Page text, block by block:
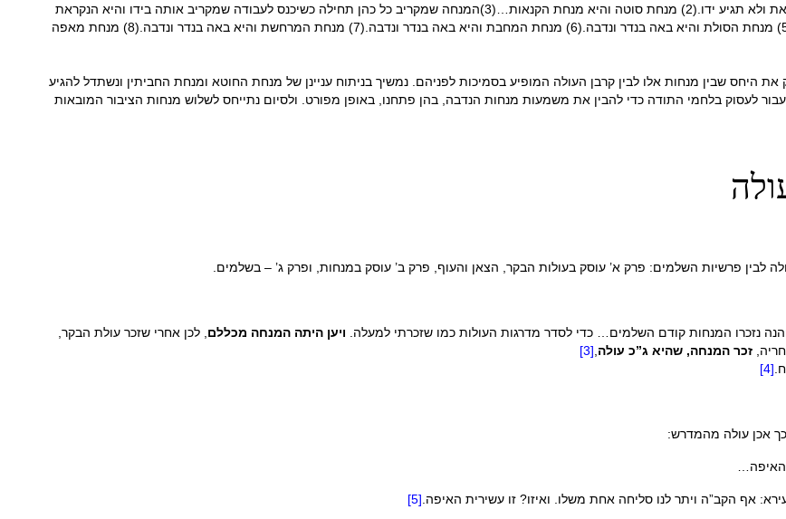
היחיד …ואלו הן (1) מנחת חוטא והוא המנחה שמקריב העני כשיתחייב חטאת ולא תגיע ידו.(2) מנחת סוטה והיא מנחת הקנאות…(3)המנחה שמקריב כל כהן תחילה כשיכנס לעבודה שמקריב אותה בידו והיא הנקראת
מנחת חינוך. (4)המנחה שמקריב כהן גדול בכל יום והיא הנקראת חביתין .(5) מנחת הסולת והיא באה בנדר ונדבה.(6) מנחת המחבת והיא באה בנדר ונדבה.(7) מנחת המרחשת והיא באה בנדר ונדבה.(8) מנחת מאפה
היחס שבין מנחות אלו לבין קרבן העולה המופיע בסמיכות לפניהם. נמשיך בניתוח עניינן של מנחת החוטא ומנחת החביתין ונשתדל להגיע
לעסוק בלחמי התודה כדי להבין את משמעות מנחות הנדבה, בהן פתחנו, באופן מפורט. ולסיום נתייחס לשלוש מנחות הציבור המובאות
לבין פרשיות השלמים: פרק א’ עוסק בעולות הבקר, הצאן והעוף, פרק ב’ עוסק במנחות, ופרק ג’ – בשלמים.
נזכרו המנחות קודם השלמים… כדי לסדר מדרגות העולות כמו שזכרתי למעלה. ויען היתה המנחה מכללם , לכן אחרי שזכר עולת הבקר,
זכר המנחה, שהיא ג”כ עולה [3]
[4]
אכן עולה מהמדרש:
אף הקב”ה ויתר לנו סליחה אחת משלו. ואיזו? זו עשירית האיפה. [5]